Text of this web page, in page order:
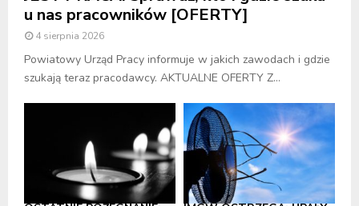
u nas pracowników [OFERTY]
4 sierpnia 2026
Powiatowy Urząd Pracy informuje w jakich zawodach i gdzie
szukają teraz pracodawcy. AKTUALNE OFERTY Z...